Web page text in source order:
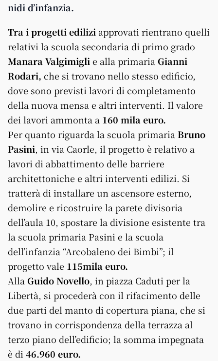
nidi d’infanzia.
Tra i progetti edilizi approvati rientrano quelli
relativi la scuola secondaria di primo grado
Manara Valgimigli e alla primaria Gianni
Rodari, che si trovano nello stesso edificio,
dove sono previsti lavori di completamento
della nuova mensa e altri interventi. Il valore
dei lavori ammonta a 160 mila euro.
Per quanto riguarda la scuola primaria Bruno
Pasini, in via Caorle, il progetto è relativo a
lavori di abbattimento delle barriere
architettoniche e altri interventi edilizi. Si
tratterà di installare un ascensore esterno,
demolire e ricostruire la parete divisoria
dell’aula 10, spostare la divisione esistente tra
la scuola primaria Pasini e la scuola
dell’infanzia “Arcobaleno dei Bimbi”; il
progetto vale 115mila euro.
Alla Guido Novello, in piazza Caduti per la
Libertà, si procederà con il rifacimento delle
due parti del manto di copertura piana, che si
trovano in corrispondenza della terrazza al
terzo piano dell’edificio; la somma impegnata
è di 46.960 euro.